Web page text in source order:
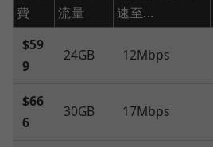
費
流量
速至...
$59
9
24GB 12Mbps
$66
6
30GB 17Mbps